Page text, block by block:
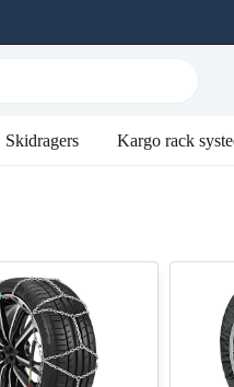
Skidragers Kargo rack